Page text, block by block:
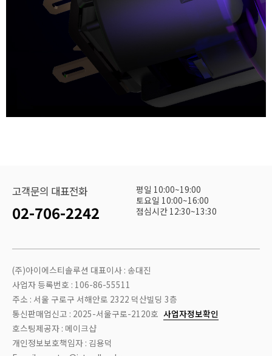
고객문의 대표전화
02-706-2242
평일 10:00~19:00
토요일 10:00~16:00
점심시간 12:30~13:30
(주)아이에스티솔루션 대표이사 : 송대진
사업자 등록번호 : 106-86-55511
주소 : 서울 구로구 서해안로 2322 덕산빌딩 3층
통신판매업신고 : 2025-서울구로-2120호 사업자정보확인
호스팅제공자 : 메이크샵
개인정보보호책임자 : 김용덕